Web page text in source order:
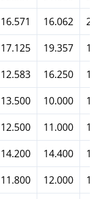
16.571 16.062
17.125 19.357
12.583 16.250
13.500 10.000
12.500 11.000
14.200 14.400
11.800 12.000